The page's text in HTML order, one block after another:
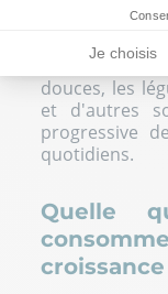
Je choisis
Axeptio consent
Plateforme de
Notre plateforme
Un apport
essentiel
douces, les
et d'autres
progressive
quotidiens.
Quelle